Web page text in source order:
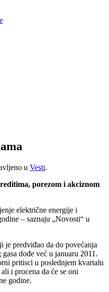
u Vesti.
porezom i akciznom
električne energije i
– saznaju „Novosti“ u
je predviđao da do povećanja
dođe već u januaru 2011.
pritisci u poslednjem kvartalu
i procena da će se oni
godine.